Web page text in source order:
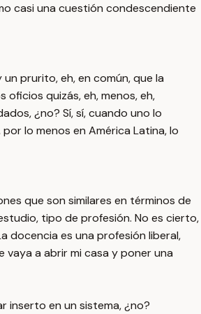
casi una cuestión condescendiente
prurito, eh, en común, que la
oficios quizás, eh, menos, eh,
¿no? Sí, sí, cuando uno lo
lo menos en América Latina, lo
que son similares en términos de
tipo de profesión. No es cierto,
docencia es una profesión liberal,
vaya a abrir mi casa y poner una
inserto en un sistema, ¿no?